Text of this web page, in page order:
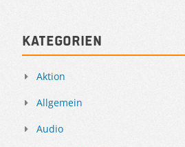
Kategorien
Aktion
Allgemein
Audio